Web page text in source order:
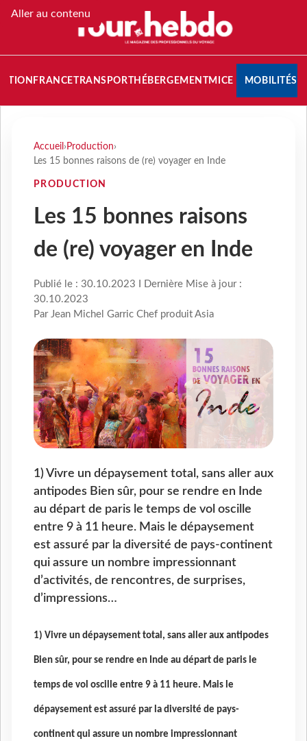
Aller au contenu
FRANCETRANSPORT HÉBERGEMENTMICE MOBILITÉS
Accueil › Production›
Les 15 bonnes raisons de (re) voyager en Inde
PRODUCTION
Les 15 bonnes raisons
de (re) voyager en Inde
Publié le : 30.10.2023 I Dernière Mise à jour :
30.10.2023
Par Jean Michel Garric Chef produit Asia
1) Vivre un dépaysement total, sans aller aux
antipodes Bien sûr, pour se rendre en Inde
au départ de paris le temps de vol oscille
entre 9 à 11 heure. Mais le dépaysement
est assuré par la diversité de pays-continent
qui assure un nombre impressionnant
d’activités, de rencontres, de surprises,
d’impressions…
1) Vivre un dépaysement total, sans aller aux antipodes
Bien sûr, pour se rendre en Inde au départ de paris le
temps de vol oscille entre 9 à 11 heure. Mais le
dépaysement est assuré par la diversité de pays-
continent qui assure un nombre impressionnant